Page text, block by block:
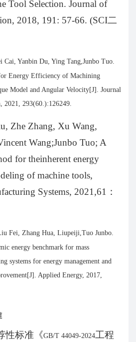
Tool Selection. Journal of
2018, 191: 57-66. (SCI二
Cai, Yanbin Du, Ying Tang,Junbo Tuo.
Energy Efficiency of Machining
Model and Angular Velocity[J]. Journal
2021, 293(60.):126249.
Zhe Zhang, Xu Wang,
Wang;Junbo Tuo; A
for theinherent energy
of machine tools,
Systems, 2021,61 ：
Fei, Zhang Hua, Liupeiji,Tuo Junbo.
energy benchmark for mass
systems for energy management and
Applied Energy, 2017,
性标准《GB/T 44049-2024工程